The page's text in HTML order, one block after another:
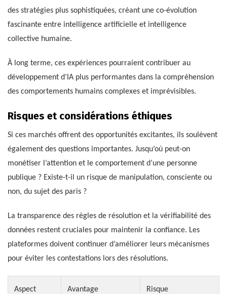
des stratégies plus sophistiquées, créant une co-évolution
fascinante entre intelligence artificielle et intelligence
collective humaine.
À long terme, ces expériences pourraient contribuer au
développement d’IA plus performantes dans la compréhension
des comportements humains complexes et imprévisibles.
Risques et considérations éthiques
Si ces marchés offrent des opportunités excitantes, ils soulèvent
également des questions importantes. Jusqu’où peut-on
monétiser l’attention et le comportement d’une personne
publique ? Existe-t-il un risque de manipulation, consciente ou
non, du sujet des paris ?
La transparence des règles de résolution et la vérifiabilité des
données restent cruciales pour maintenir la confiance. Les
plateformes doivent continuer d’améliorer leurs mécanismes
pour éviter les contestations lors des résolutions.
Aspect Avantage Risque